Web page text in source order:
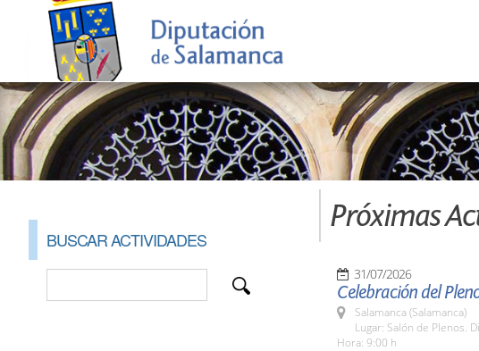
BUSCAR ACTIVIDADES
Próximas
31/07/2026
Celebración del
Salamanca (Salamanca)
Lugar: Salón de Plenos.
Hora: 9:00 h